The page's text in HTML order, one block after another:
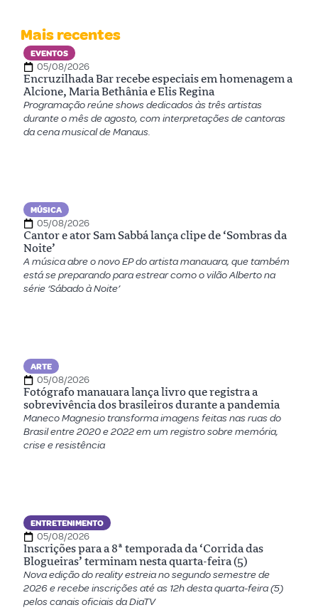
Mais recentes
EVENTOS
05/08/2026
Encruzilhada Bar recebe especiais em homenagem a
Alcione, Maria Bethânia e Elis Regina
Programação reúne shows dedicados às três artistas
durante o mês de agosto, com interpretações de cantoras
da cena musical de Manaus.
MÚSICA
05/08/2026
Cantor e ator Sam Sabbá lança clipe de ‘Sombras da
Noite’
A música abre o novo EP do artista manauara, que também
está se preparando para estrear como o vilão Alberto na
série ‘Sábado à Noite’
ARTE
05/08/2026
Fotógrafo manauara lança livro que registra a
sobrevivência dos brasileiros durante a pandemia
Maneco Magnesio transforma imagens feitas nas ruas do
Brasil entre 2020 e 2022 em um registro sobre memória,
crise e resistência
ENTRETENIMENTO
05/08/2026
Inscrições para a 8ª temporada da ‘Corrida das
Blogueiras’ terminam nesta quarta-feira (5)
Nova edição do reality estreia no segundo semestre de
2026 e recebe inscrições até as 12h desta quarta-feira (5)
pelos canais oficiais da DiaTV